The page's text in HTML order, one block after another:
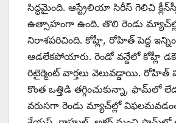
సిద్ధమైంది. ఆస్ట్రేలియా సిరీస్‌ గెలిచి
ఉత్సాహంగా ఉంది. తొలి రెండు
నిరాశపరిచింది. కోహ్లీ, రోహిత్‌ పెద్ద
ఆడలేకపోయారు. రెండో వన్డేలో కోహ్లీ
రిటైర్మెంట్‌ వార్తలు వెలువడ్డాయి.
కొంత ఒత్తిడి తగ్గించుకున్నా, ఫామ్‌లో
వరుసగా రెండు మ్యాచ్‌ల్లో